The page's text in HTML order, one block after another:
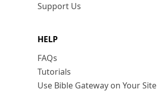
Support Us
HELP
FAQs
Tutorials
Use Bible Gateway on Your Site